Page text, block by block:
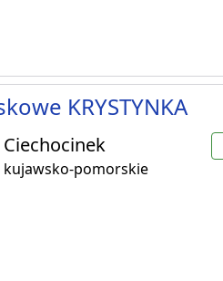
KRYSTYNKA
Ciechocinek
kujawsko-pomorskie